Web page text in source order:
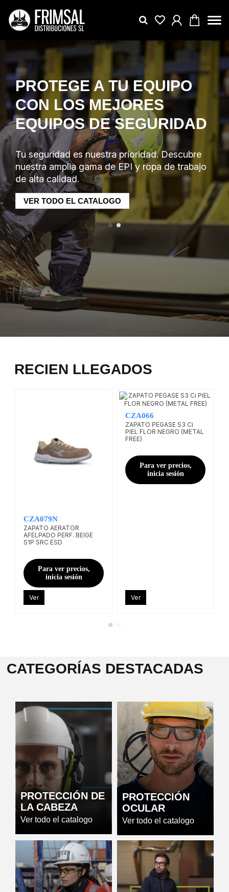
PROTEGE A TU EQUIPO
CON LOS MEJORES
EQUIPOS DE SEGURIDAD
Tu seguridad es nuestra prioridad. Descubre
nuestra amplia gama de EPI y ropa de trabajo
de alta calidad.
VER TODO EL CATALOGO
RECIEN LLEGADOS
CZA079N
ZAPATO AERATOR
AFELPADO PERF. BEIGE
S1P SRC ESD
Para ver precios,
inicia sesión
Ver
CZA066
ZAPATO PEGASE S3 Ci
PIEL FLOR NEGRO (METAL
FREE)
Para ver precios,
inicia sesión
Ver
CATEGORÍAS DESTACADAS
PROTECCIÓN DE
LA CABEZA
Ver todo el catalogo
PROTECCIÓN
OCULAR
Ver todo el catalogo